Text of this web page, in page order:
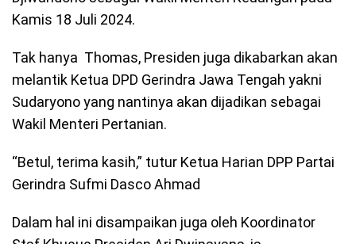
Kamis 18 Juli 2024.
Tak hanya Thomas, Presiden juga dikabarkan akan
melantik Ketua DPD Gerindra Jawa Tengah yakni
Sudaryono yang nantinya akan dijadikan sebagai
Wakil Menteri Pertanian.
“Betul, terima kasih,” tutur Ketua Harian DPP Partai
Gerindra Sufmi Dasco Ahmad
Dalam hal ini disampaikan juga oleh Koordinator